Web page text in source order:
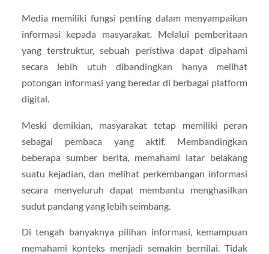
Media memiliki fungsi penting dalam menyampaikan
informasi kepada masyarakat. Melalui pemberitaan
yang terstruktur, sebuah peristiwa dapat dipahami
secara lebih utuh dibandingkan hanya melihat
potongan informasi yang beredar di berbagai platform
digital.
Meski demikian, masyarakat tetap memiliki peran
sebagai pembaca yang aktif. Membandingkan
beberapa sumber berita, memahami latar belakang
suatu kejadian, dan melihat perkembangan informasi
secara menyeluruh dapat membantu menghasilkan
sudut pandang yang lebih seimbang.
Di tengah banyaknya pilihan informasi, kemampuan
memahami konteks menjadi semakin bernilai. Tidak